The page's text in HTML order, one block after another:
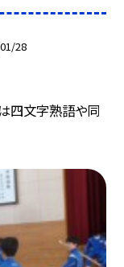
28
四文字熟語や同